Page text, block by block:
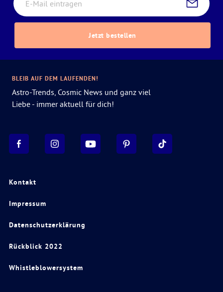
Jetzt bestellen
Kontakt
Impressum
Datenschutzerklärung
Rückblick 2022
Whistleblowersystem
BLEIB AUF DEM LAUFENDEN!
Astro-Trends, Cosmic News und ganz viel
Liebe - immer aktuell für dich!